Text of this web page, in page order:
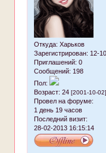
Откуда: Харьков
Зарегистрирован: 12-
Приглашений: 0
Сообщений: 198
Пол:
Возраст: 24 [2001-10-02]
Провел на форуме:
1 день 19 часов
Последний визит:
28-02-2013 16:15:14